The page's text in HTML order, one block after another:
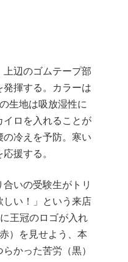
辺のゴムテープ部
揮する。カラーは
生地は吸放湿性に
イロを入れることが
冷えを予防。寒い
援する。
いの受験生がトリ
しい！」という来店
王冠のロゴが入れ
）を見せよう、本
かった苦労（黒）